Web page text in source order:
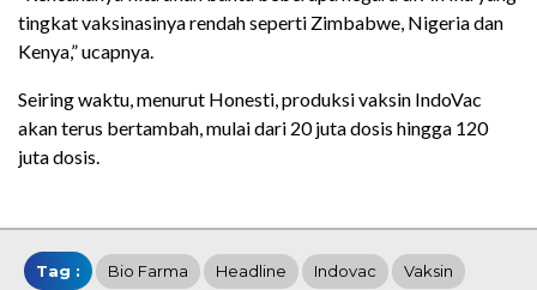
tingkat vaksinasinya rendah seperti Zimbabwe, Nigeria dan
Kenya,” ucapnya.
Seiring waktu, menurut Honesti, produksi vaksin IndoVac
akan terus bertambah, mulai dari 20 juta dosis hingga 120
juta dosis.
Tag : Bio Farma Headline Indovac Vaksin